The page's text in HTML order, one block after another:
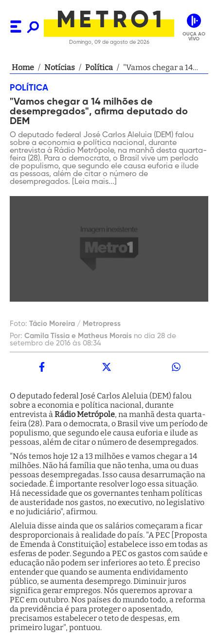
Domingo, 09 de agosto de 2026
OUÇA AO
VIVO
Home / Notícias / Política / "Vamos chegar a 14
afirma deputado do
DEM
POLÍTICA
"Vamos chegar a 14 milhões de
desempregados", afirma deputado do
DEM
O deputado federal José Carlos Aleluia (DEM) falou
sobre a economia e política nacional, durante
entrevista à Rádio Metrópole, na manhã desta quarta-
feira (28). Para o democrata, o Brasil vive um período
de populismo, que segundo ele causa euforia e ilude
as pessoas, além de citar o número de
desempregados. [Leia mais...]
Foto: Tácio Moreira / Metropress
Por: Camila Tíssia e Matheus Morais no dia 28 de
setembro de 2016 às 08:34
O deputado federal José Carlos Aleluia (DEM) falou
sobre a economia e política nacional, durante
entrevista àRádio Metrópole, na manhã desta quarta-
feira (28). Para o democrata, o Brasil vive um período de
populismo, que segundo ele causa euforia e ilude as
pessoas, além de citar o número de desempregados.
"Nós temos hoje 12 a 13 milhões e vamos chegar a 14
milhões. Não há família que não tenha, uma ou duas
pessoas desempregadas. Isso causa desarrumação na
sociedade. É importante resolver logo essa situação.
Há necessidade que os governantes tenham políticas
de austeridade nos gastos, no executivo, no legislativo
e no judiciário", afirmou.
Aleluia disse ainda que os salários começaram a ficar
desproporcionais à realidade do país. "A PEC [Proposta
de Emenda à Constituição] estabelece isso em todas as
esferas de poder. Segundo a PEC os gastos com saúde e
educação não podem ser inferiores ao teto. É preciso
entender que quando se aumenta endividamento
público, se aumenta desemprego. Diminuir juros
significa gerar empregos. Nós queremos aprovar a
PEC em outubro. Nos países do mundo todo, a reforma
da previdência é para proteger o aposentado,
precisamos estabelecer o teto de despesas, em
primeiro lugar", pontuou.